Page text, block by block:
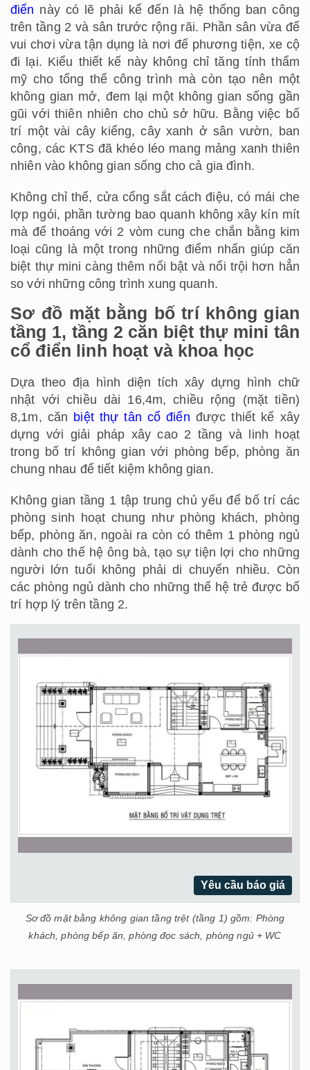
điển này có lẽ phải kể đến là hệ thống ban công
trên tầng 2 và sân trước rộng rãi. Phần sân vừa để
vui chơi vừa tận dụng là nơi để phương tiện, xe cộ
đi lại. Kiểu thiết kế này không chỉ tăng tính thẩm
mỹ cho tổng thể công trình mà còn tạo nên một
không gian mở, đem lại một không gian sống gần
gũi với thiên nhiên cho chủ sở hữu. Bằng việc bố
trí một vài cây kiểng, cây xanh ở sân vườn, ban
công, các KTS đã khéo léo mang mảng xanh thiên
nhiên vào không gian sống cho cả gia đình.
Không chỉ thế, cửa cổng sắt cách điệu, có mái che
lợp ngói, phần tường bao quanh không xây kín mít
mà để thoáng với 2 vòm cung che chắn bằng kim
loại cũng là một trong những điểm nhấn giúp căn
biệt thự mini càng thêm nổi bật và nổi trội hơn hẳn
so với những công trình xung quanh.
Sơ đồ mặt bằng bố trí không gian
tầng 1, tầng 2 căn biệt thự mini tân
cổ điển linh hoạt và khoa học
Dựa theo địa hình diện tích xây dựng hình chữ
nhật với chiều dài 16,4m, chiều rộng (mặt tiền)
8,1m, căn biệt thự tân cổ điển được thiết kế xây
dựng với giải pháp xây cao 2 tầng và linh hoạt
trong bố trí không gian với phòng bếp, phòng ăn
chung nhau để tiết kiệm không gian.
Không gian tầng 1 tập trung chủ yếu để bố trí các
phòng sinh hoạt chung như phòng khách, phòng
bếp, phòng ăn, ngoài ra còn có thêm 1 phòng ngủ
dành cho thế hệ ông bà, tạo sự tiện lợi cho những
người lớn tuổi không phải di chuyển nhiều. Còn
các phòng ngủ dành cho những thế hệ trẻ được bố
trí hợp lý trên tầng 2.
Yêu cầu báo giá
Sơ đồ mặt bằng không gian tầng trệt (tầng 1) gồm: Phòng
khách, phòng bếp ăn, phòng đọc sách, phòng ngủ + WC